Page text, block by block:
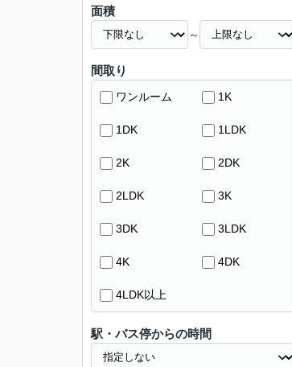
面積
～
間取り
ワンルーム 1K
1DK 1LDK
2K 2DK
2LDK 3K
3DK 3LDK
4K 4DK
4LDK以上
駅・バス停からの時間